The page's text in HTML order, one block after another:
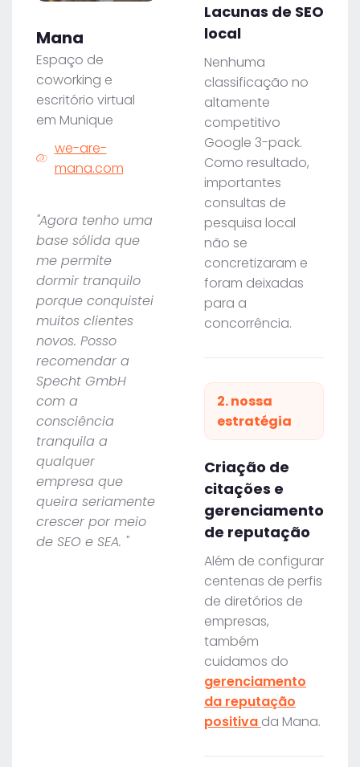
Lacunas de SEO
local
Nenhuma
classificação no
altamente
competitivo
Google 3-pack.
Como resultado,
importantes
consultas de
pesquisa local
não se
concretizaram e
foram deixadas
para a
concorrência.
2. nossa
estratégia
Criação de
citações e
gerenciamento
de reputação
Além de configurar
centenas de perfis
de diretórios de
empresas,
também
cuidamos do
gerenciamento
da reputação
positiva da Mana.
Mana
Espaço de
coworking e
escritório virtual
em Munique
we-are-
mana.com
"Agora tenho uma
base sólida que
me permite
dormir tranquilo
porque conquistei
muitos clientes
novos. Posso
recomendar a
Specht GmbH
com a
consciência
tranquila a
qualquer
empresa que
queira seriamente
crescer por meio
de SEO e SEA. "